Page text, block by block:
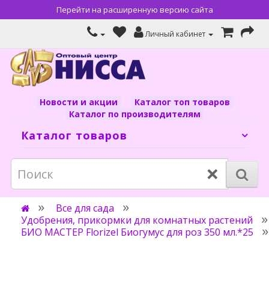
Перейти на расширенную версию сайта
Личный кабинет
Новости и акции
Каталог топ товаров
Каталог по производителям
Каталог товаров
×
Все для сада
Удобрения, прикормки для комнатных растений
БИО МАСТЕР Florizel Биогумус для роз 350 мл.*25